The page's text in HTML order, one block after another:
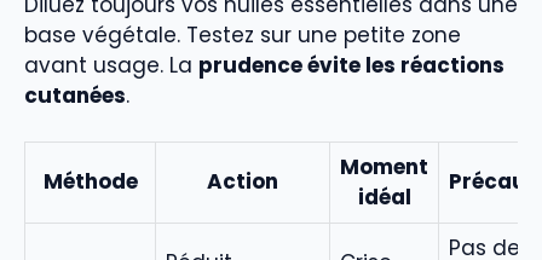
base végétale. Testez sur une petite zone
avant usage. La prudence évite les réactions
cutanées.
Méthode Action
Moment
idéal
Pas de